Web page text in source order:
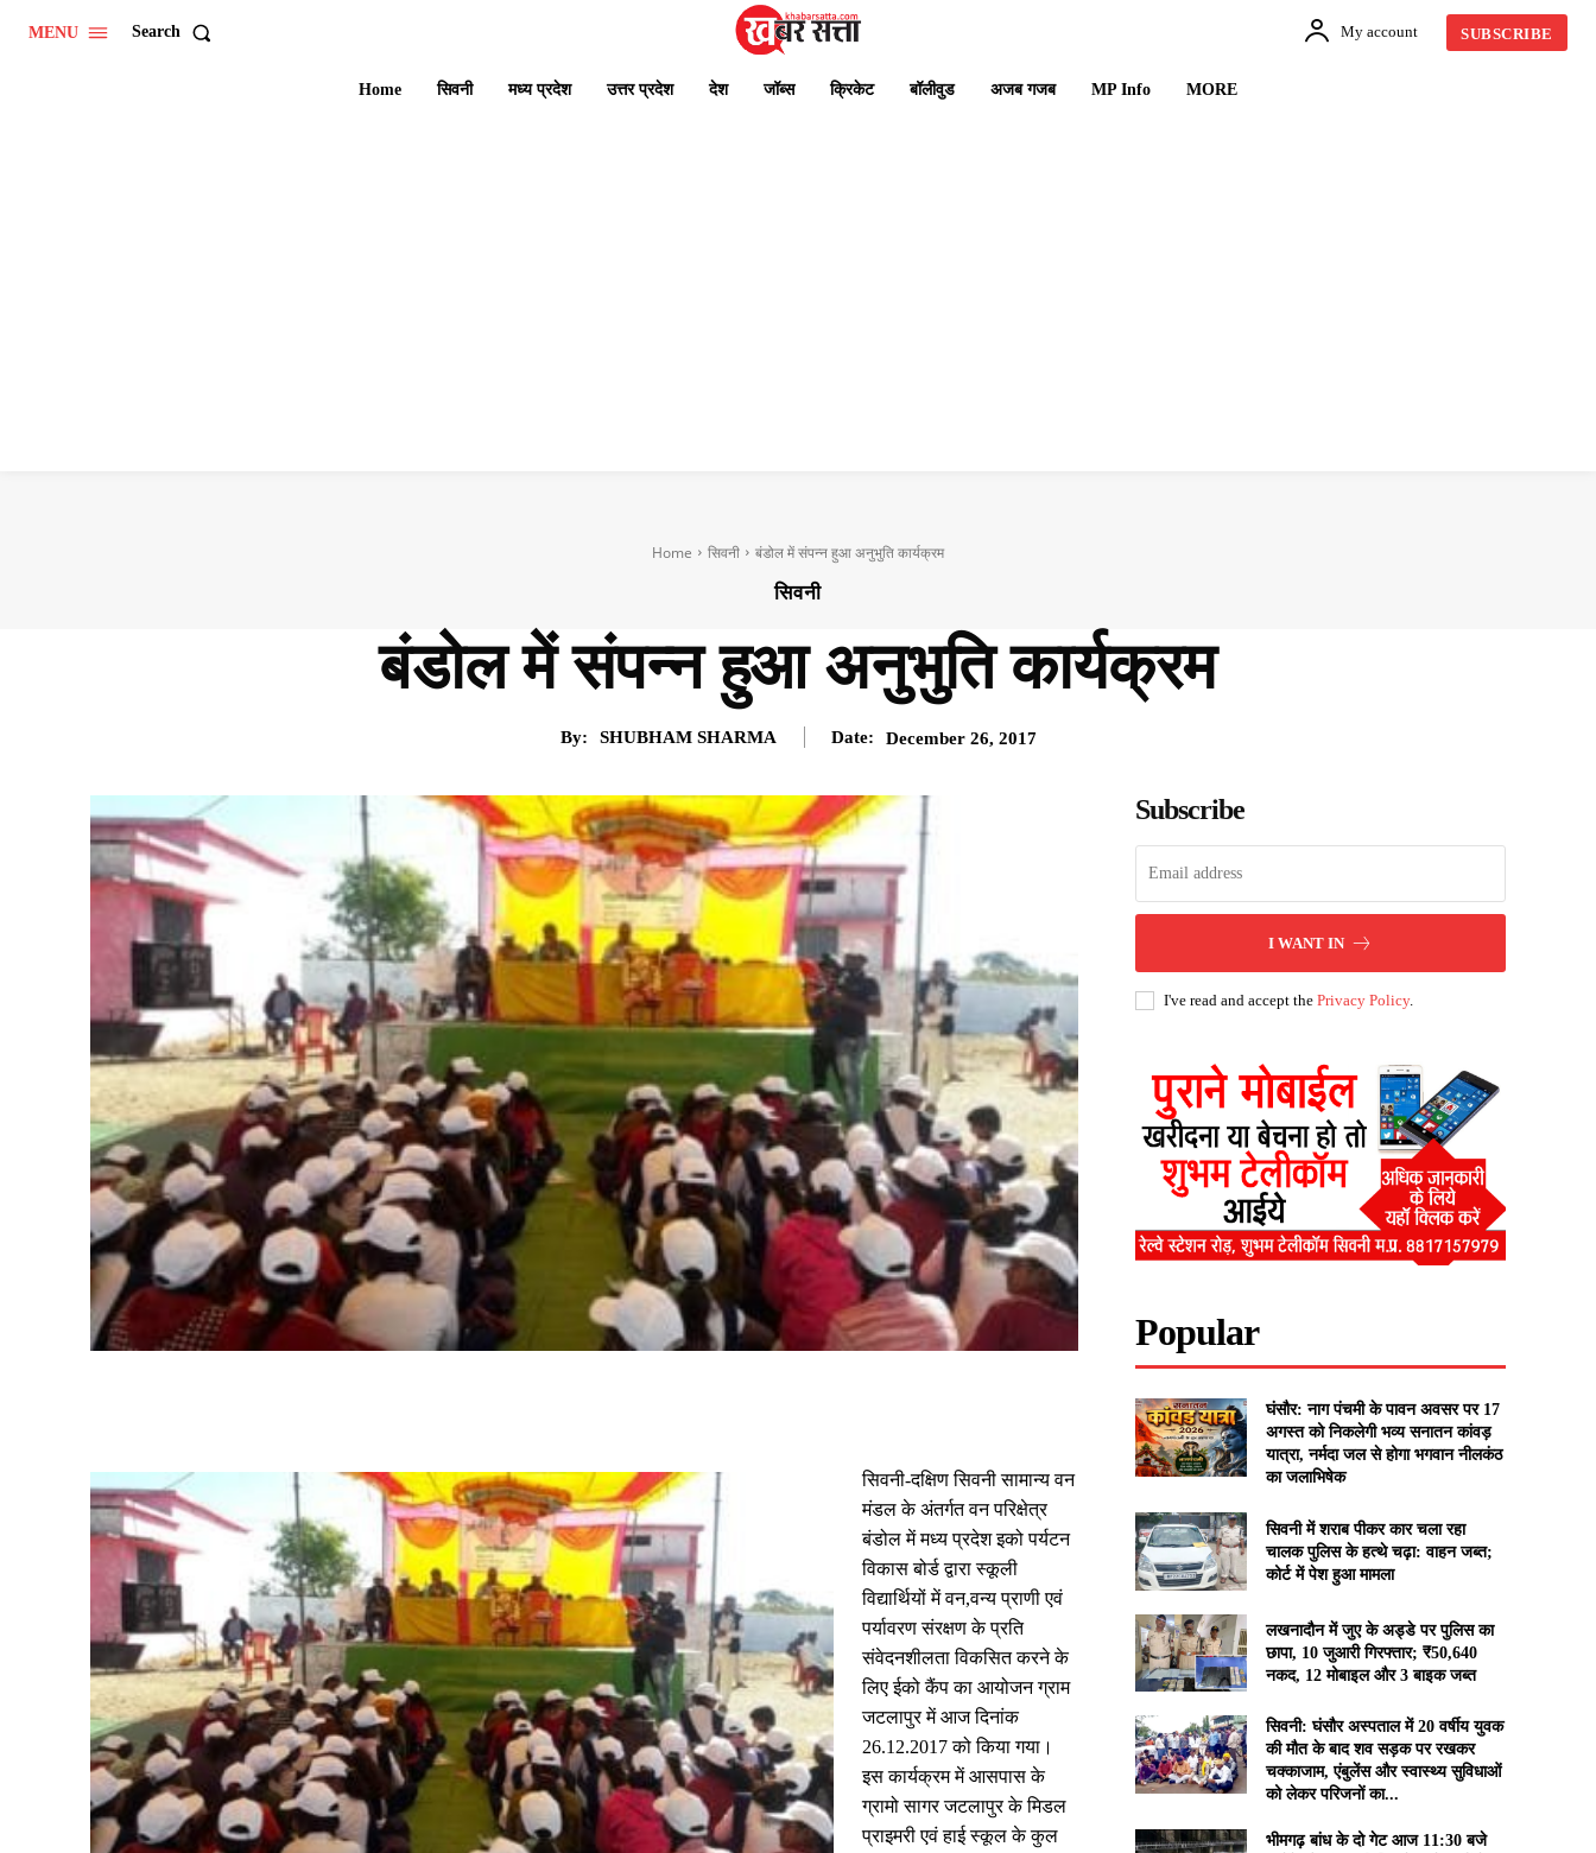
MENU Search My account SUBSCRIBE
Home सिवनी मध्य प्रदेश उत्तर प्रदेश देश जॉब्स क्रिकेट बॉलीवुड अजब गजब MP Info MORE
Home सिवनी बंडोल में संपन्न हुआ अनुभुति कार्यक्रम
सिवनी
बंडोल में संपन्न हुआ अनुभुति कार्यक्रम
By: SHUBHAM SHARMA Date: December 26, 2017
सिवनी-दक्षिण सिवनी सामान्य वन
मंडल के अंतर्गत वन परिक्षेत्र
बंडोल में मध्य प्रदेश इको पर्यटन
विकास बोर्ड द्वारा स्कूली
विद्यार्थियों में वन,वन्य प्राणी एवं
पर्यावरण संरक्षण के प्रति
संवेदनशीलता विकसित करने के
लिए ईको कैंप का आयोजन ग्राम
जटलापुर में आज दिनांक
26.12.2017 को किया गया।
इस कार्यक्रम में आसपास के
ग्रामो सागर जटलापुर के मिडल
प्राइमरी एवं हाई स्कूल के कुल
Subscribe
I WANT IN
I've read and accept thePrivacy Policy.
Popular
घंसौर: नाग पंचमी के पावन अवसर पर 17
अगस्त को निकलेगी भव्य सनातन कांवड़
यात्रा, नर्मदा जल से होगा भगवान नीलकंठ
का जलाभिषेक
सिवनी में शराब पीकर कार चला रहा
चालक पुलिस के हत्थे चढ़ा: वाहन जब्त;
कोर्ट में पेश हुआ मामला
लखनादौन में जुए के अड्डे पर पुलिस का
छापा, 10 जुआरी गिरफ्तार; ₹50,640
नकद, 12 मोबाइल और 3 बाइक जब्त
सिवनी: घंसौर अस्पताल में 20 वर्षीय युवक
की मौत के बाद शव सड़क पर रखकर
चक्काजाम, एंबुलेंस और स्वास्थ्य सुविधाओं
को लेकर परिजनों का...
भीमगढ़ बांध के दो गेट आज 11:30 बजे